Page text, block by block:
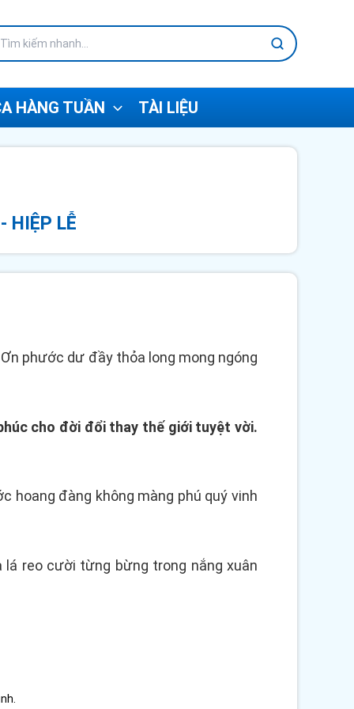
HÀNG TUẦN TÀI LIỆU
HIỆP LỄ
phước dư đầy thỏa long mong ngóng
cho đời đổi thay thế giới tuyệt vời.
hoang đàng không màng phú quý vinh
lá reo cười từng bừng trong nắng xuân